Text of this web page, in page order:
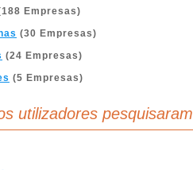
Empresas)
(30 Empresas)
(24 Empresas)
(5 Empresas)
utilizadores pesquisaram